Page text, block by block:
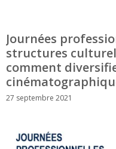
Journées
structures
comment
27 septembre 2021